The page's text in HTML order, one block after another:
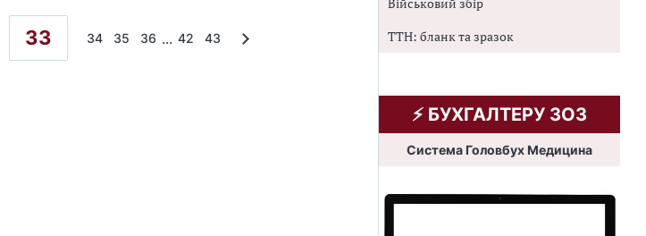
33 34 35 36 ... 42 43
ТТН: бланк та зразок
⚡️ БУХГАЛТЕРУ ЗОЗ
Система Головбух Медицина